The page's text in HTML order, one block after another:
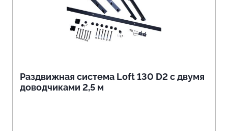
Раздвижная система Loft 130 D2 с двумя
доводчиками 2,5 м